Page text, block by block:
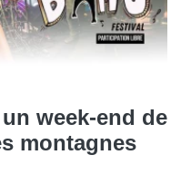
week-end de
montagnes